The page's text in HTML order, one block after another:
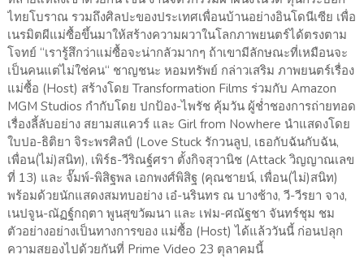
ไทยโบราณ รวมถึงศิลปะของประเทศเพื่อนบ้านอย่างอินโดนีเซีย เพื่อ
เนรมิตผีแม่ซื้อขึ้นมาให้สร้างความผวาในโลกภาพยนตร์ได้ตรงตาม
โจทย์ “เรารู้สึกว่าแม่ซื้อจะน่ากลัวมากๆ ถ้าเขามีลักษณะที่เหมือนจะ
เป็นคนแต่ไม่ใช่คน“ ชาญชนะ หอมทรัพย์ กล่าวเสริม ภาพยนตร์เรื่อง
แม่ซื้อ (Host) สร้างโดย Transformation Films ร่วมกับ Amazon
MGM Studios กำกับโดย ปกป้อง-ไพรัช คุ้มวัน ผู้ช่ำชองการถ่ายทอด
เรื่องลี้ลับอย่าง สยามสแควร์ และ Girl from Nowhere นำแสดงโดย
ใบปอ-ธิติยา จิระพรศิลป์ (Love Stuck รักวนลูป, เธอกับฉันกับฉัน,
เพื่อน(ไม่)สนิท), เพิร์ธ-วีริณฐ์ศรา ตั้งกิจสุวานิช (Attack วิญญาณเลข
ที่ 13) และ จั๊มพ์-พิสิฐพล เอกพงศ์พิสิฐ (คุณชายน์, เพื่อน(ไม่)สนิท)
พร้อมด้วยนักแสดงสมทบอย่าง เอ๋-นรินทร ณ บางช้าง, วี-วีรยา จาง,
เนปจูน-ณัฏฐ์กฤตา พูนสุขวัฒนา และ เฟม-ศณัฐชา จันทร์ชุม ชม
ตัวอย่างอย่างเป็นทางการของ แม่ซื้อ (Host) ได้แล้ววันนี้ ก่อนปลุก
ความสยองไปด้วยกันที่ Prime Video 23 ตุลาคมนี้